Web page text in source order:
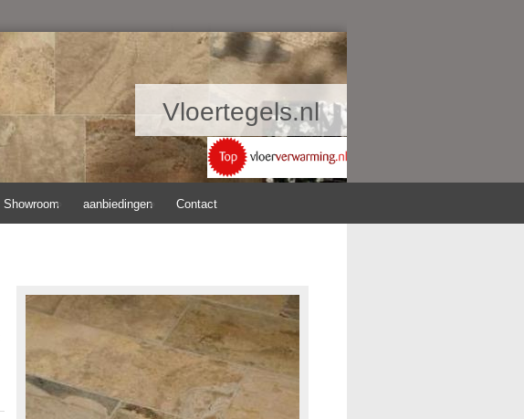
Vloertegels.nl
Showroom aanbiedingen Contact